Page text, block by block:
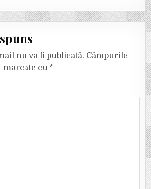
nu va fi publicată. Câmpurile
marcate cu *